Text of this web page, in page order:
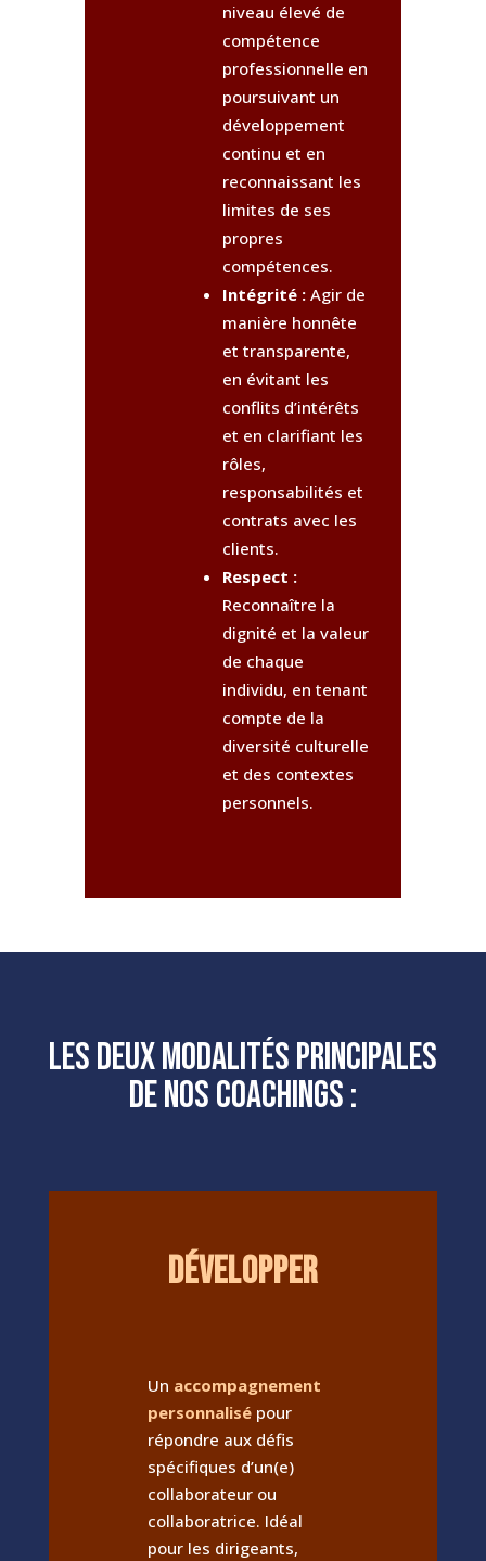
niveau élevé de
compétence
professionnelle en
poursuivant un
développement
continu et en
reconnaissant les
limites de ses
propres
compétences.
Intégrité : Agir de
manière honnête
et transparente,
en évitant les
conflits d’intérêts
et en clarifiant les
rôles,
responsabilités et
contrats avec les
clients.
Respect :
Reconnaître la
dignité et la valeur
de chaque
individu, en tenant
compte de la
diversité culturelle
et des contextes
personnels.
Les DEUX Modalités principales
de nos coachings :
DÉVELOPPER
Un accompagnement
personnalisépour
répondre aux défis
spécifiques d’un(e)
collaborateur ou
collaboratrice. Idéal
pour les dirigeants,